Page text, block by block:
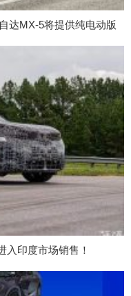
达MX-5将提供纯电动版
入印度市场销售！